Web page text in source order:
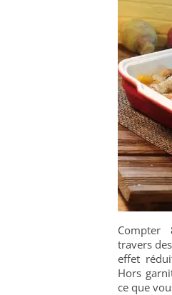
travers
effet
Hors
ce que